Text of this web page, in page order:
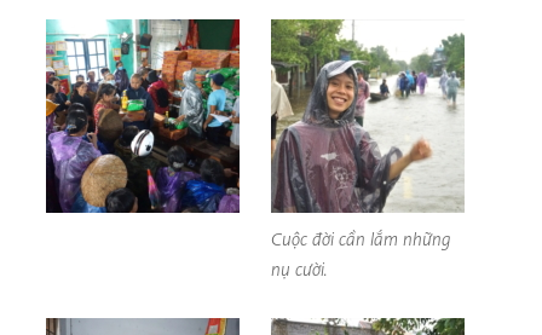
Cuộc đời cần lắm những
nụ cười.